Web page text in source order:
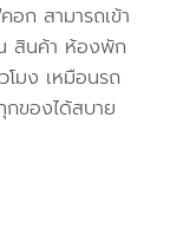
ก สามารถเข้า
สินค้า ห้องพัก
มง เหมือนรถ
กของได้สบาย